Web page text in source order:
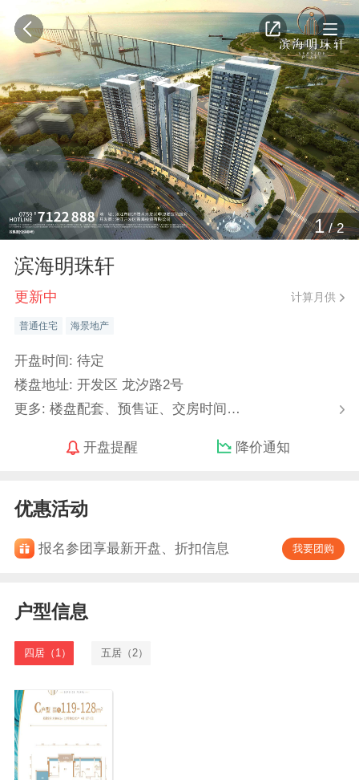
1/2
滨海明珠轩
更新中 计算月供
普通住宅 海景地产
开盘时间: 待定
楼盘地址: 开发区 龙汐路2号
更多: 楼盘配套、预售证、交房时间…
开盘提醒 降价通知
优惠活动
报名参团享最新开盘、折扣信息 我要团购
户型信息
四居（1） 五居（2）